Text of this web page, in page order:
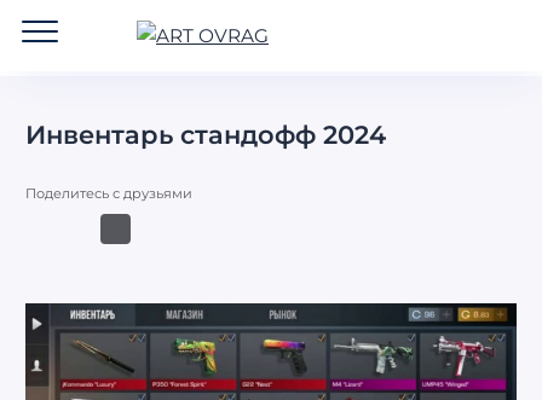
Инвентарь стандофф 2024
Поделитесь с друзьями